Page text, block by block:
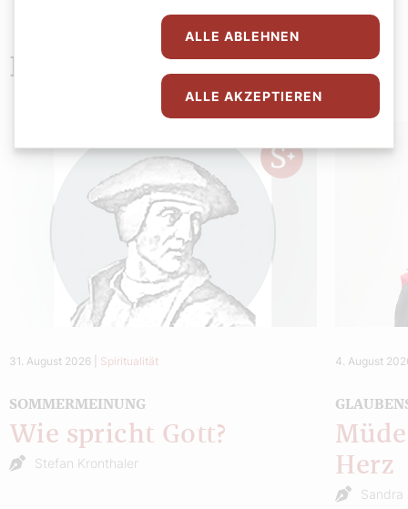
Neueste Beiträge
31. August 2026 Spiritualität
SOMMERMEINUNG
Wie spricht Gott?
Stefan Kronthaler
4. August
Herz
Sandra
ALLE ABLEHNEN
ALLE AKZEPTIEREN